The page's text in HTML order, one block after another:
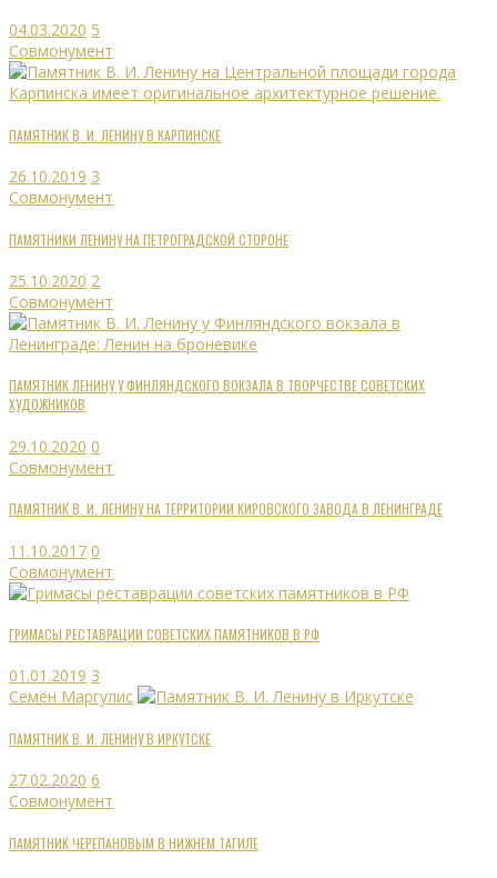
04.03.2020 5
Совмонумент
ПАМЯТНИК В. И. ЛЕНИНУ В КАРПИНСКЕ
26.10.2019 3
Совмонумент
ПАМЯТНИКИ ЛЕНИНУ НА ПЕТРОГРАДСКОЙ СТОРОНЕ
25.10.2020 2
Совмонумент
ПАМЯТНИК ЛЕНИНУ У ФИНЛЯНДСКОГО ВОКЗАЛА В ТВОРЧЕСТВЕ СОВЕТСКИХ
ХУДОЖНИКОВ
29.10.2020 0
Совмонумент
ПАМЯТНИК В. И. ЛЕНИНУ НА ТЕРРИТОРИИ КИРОВСКОГО ЗАВОДА В ЛЕНИНГРАДЕ
11.10.2017 0
Совмонумент
ГРИМАСЫ РЕСТАВРАЦИИ СОВЕТСКИХ ПАМЯТНИКОВ В РФ
01.01.2019 3
Семён Маргулис
ПАМЯТНИК В. И. ЛЕНИНУ В ИРКУТСКЕ
27.02.2020 6
Совмонумент
ПАМЯТНИК ЧЕРЕПАНОВЫМ В НИЖНЕМ ТАГИЛЕ